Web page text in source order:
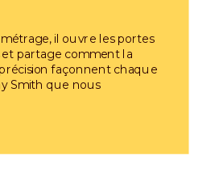
il ouvre les portes
et partage comment la
façonnent chaque
Smith que nous